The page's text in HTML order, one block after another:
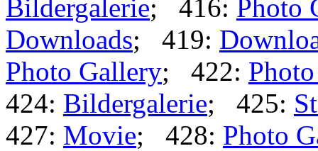
Bildergalerie; 416: Photo
Downloads; 419:
Photo Gallery; 422:
424: Bildergalerie; 425:
427: Movie; 428: Photo